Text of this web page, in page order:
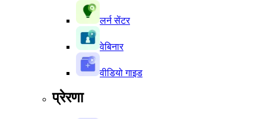
लर्न सेंटर
वेबिनार
वीडियो गाइड
प्रेरणा